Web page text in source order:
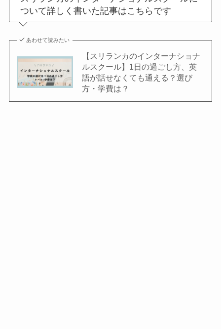
ついて詳しく書いた記事はこちらです
あわせて読みたい
【スリランカのインターナショナ
ルスクール】1日の過ごし方、英
語が話せなくても通える？選び
方・学費は？